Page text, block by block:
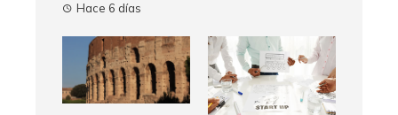
Hace 6 días